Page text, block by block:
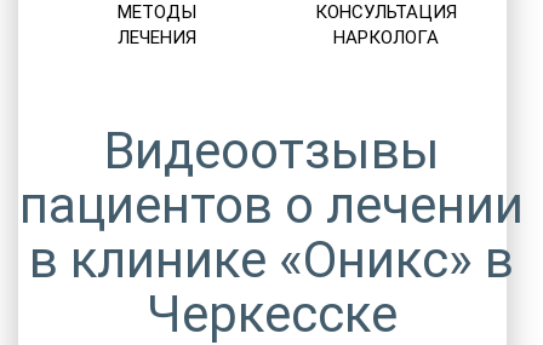
МЕТОДЫ
ЛЕЧЕНИЯ
КОНСУЛЬТАЦИЯ
НАРКОЛОГА
Видеоотзывы
пациентов о лечении
в клинике «Оникс» в
Черкесске